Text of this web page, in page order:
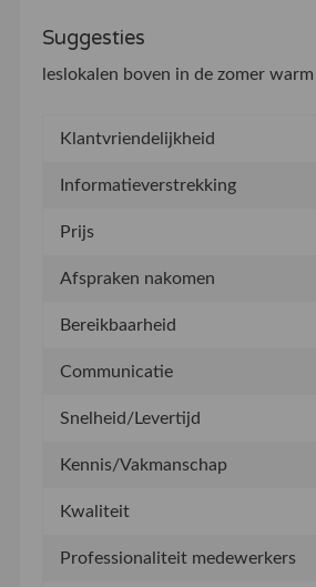
Suggesties
leslokalen boven in de zomer warm
Klantvriendelijkheid
Informatieverstrekking
Prijs
Afspraken nakomen
Bereikbaarheid
Communicatie
Snelheid/Levertijd
Kennis/Vakmanschap
Kwaliteit
Professionaliteit medewerkers